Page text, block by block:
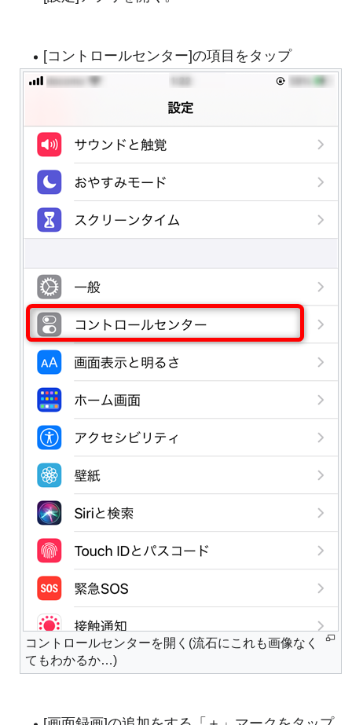
[コントロールセンター]の項目をタップ
コントロールセンターを開く(流石にこれも画像なく
てもわかるか…)